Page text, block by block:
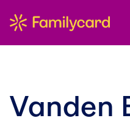
Vanden